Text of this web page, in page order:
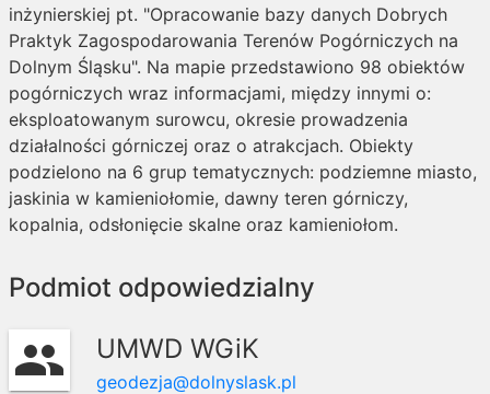
inżynierskiej pt. "Opracowanie bazy danych Dobrych
Praktyk Zagospodarowania Terenów Pogórniczych na
Dolnym Śląsku". Na mapie przedstawiono 98 obiektów
pogórniczych wraz informacjami, między innymi o:
eksploatowanym surowcu, okresie prowadzenia
działalności górniczej oraz o atrakcjach. Obiekty
podzielono na 6 grup tematycznych: podziemne miasto,
jaskinia w kamieniołomie, dawny teren górniczy,
kopalnia, odsłonięcie skalne oraz kamieniołom.
Podmiot odpowiedzialny
group UMWD WGiK
geodezja@dolnyslask.pl